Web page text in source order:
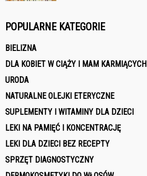
POPULARNE KATEGORIE
BIELIZNA
DLA KOBIET W CIĄŻY I MAM KARMIĄCYCH
URODA
NATURALNE OLEJKI ETERYCZNE
SUPLEMENTY I WITAMINY DLA DZIECI
LEKI NA PAMIĘĆ I KONCENTRACJĘ
LEKI DLA DZIECI BEZ RECEPTY
SPRZĘT DIAGNOSTYCZNY